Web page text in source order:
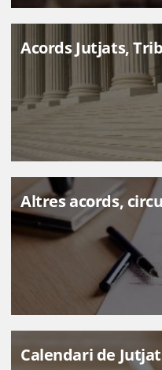
Acords Jutjats,
Altres acords,
Calendari de